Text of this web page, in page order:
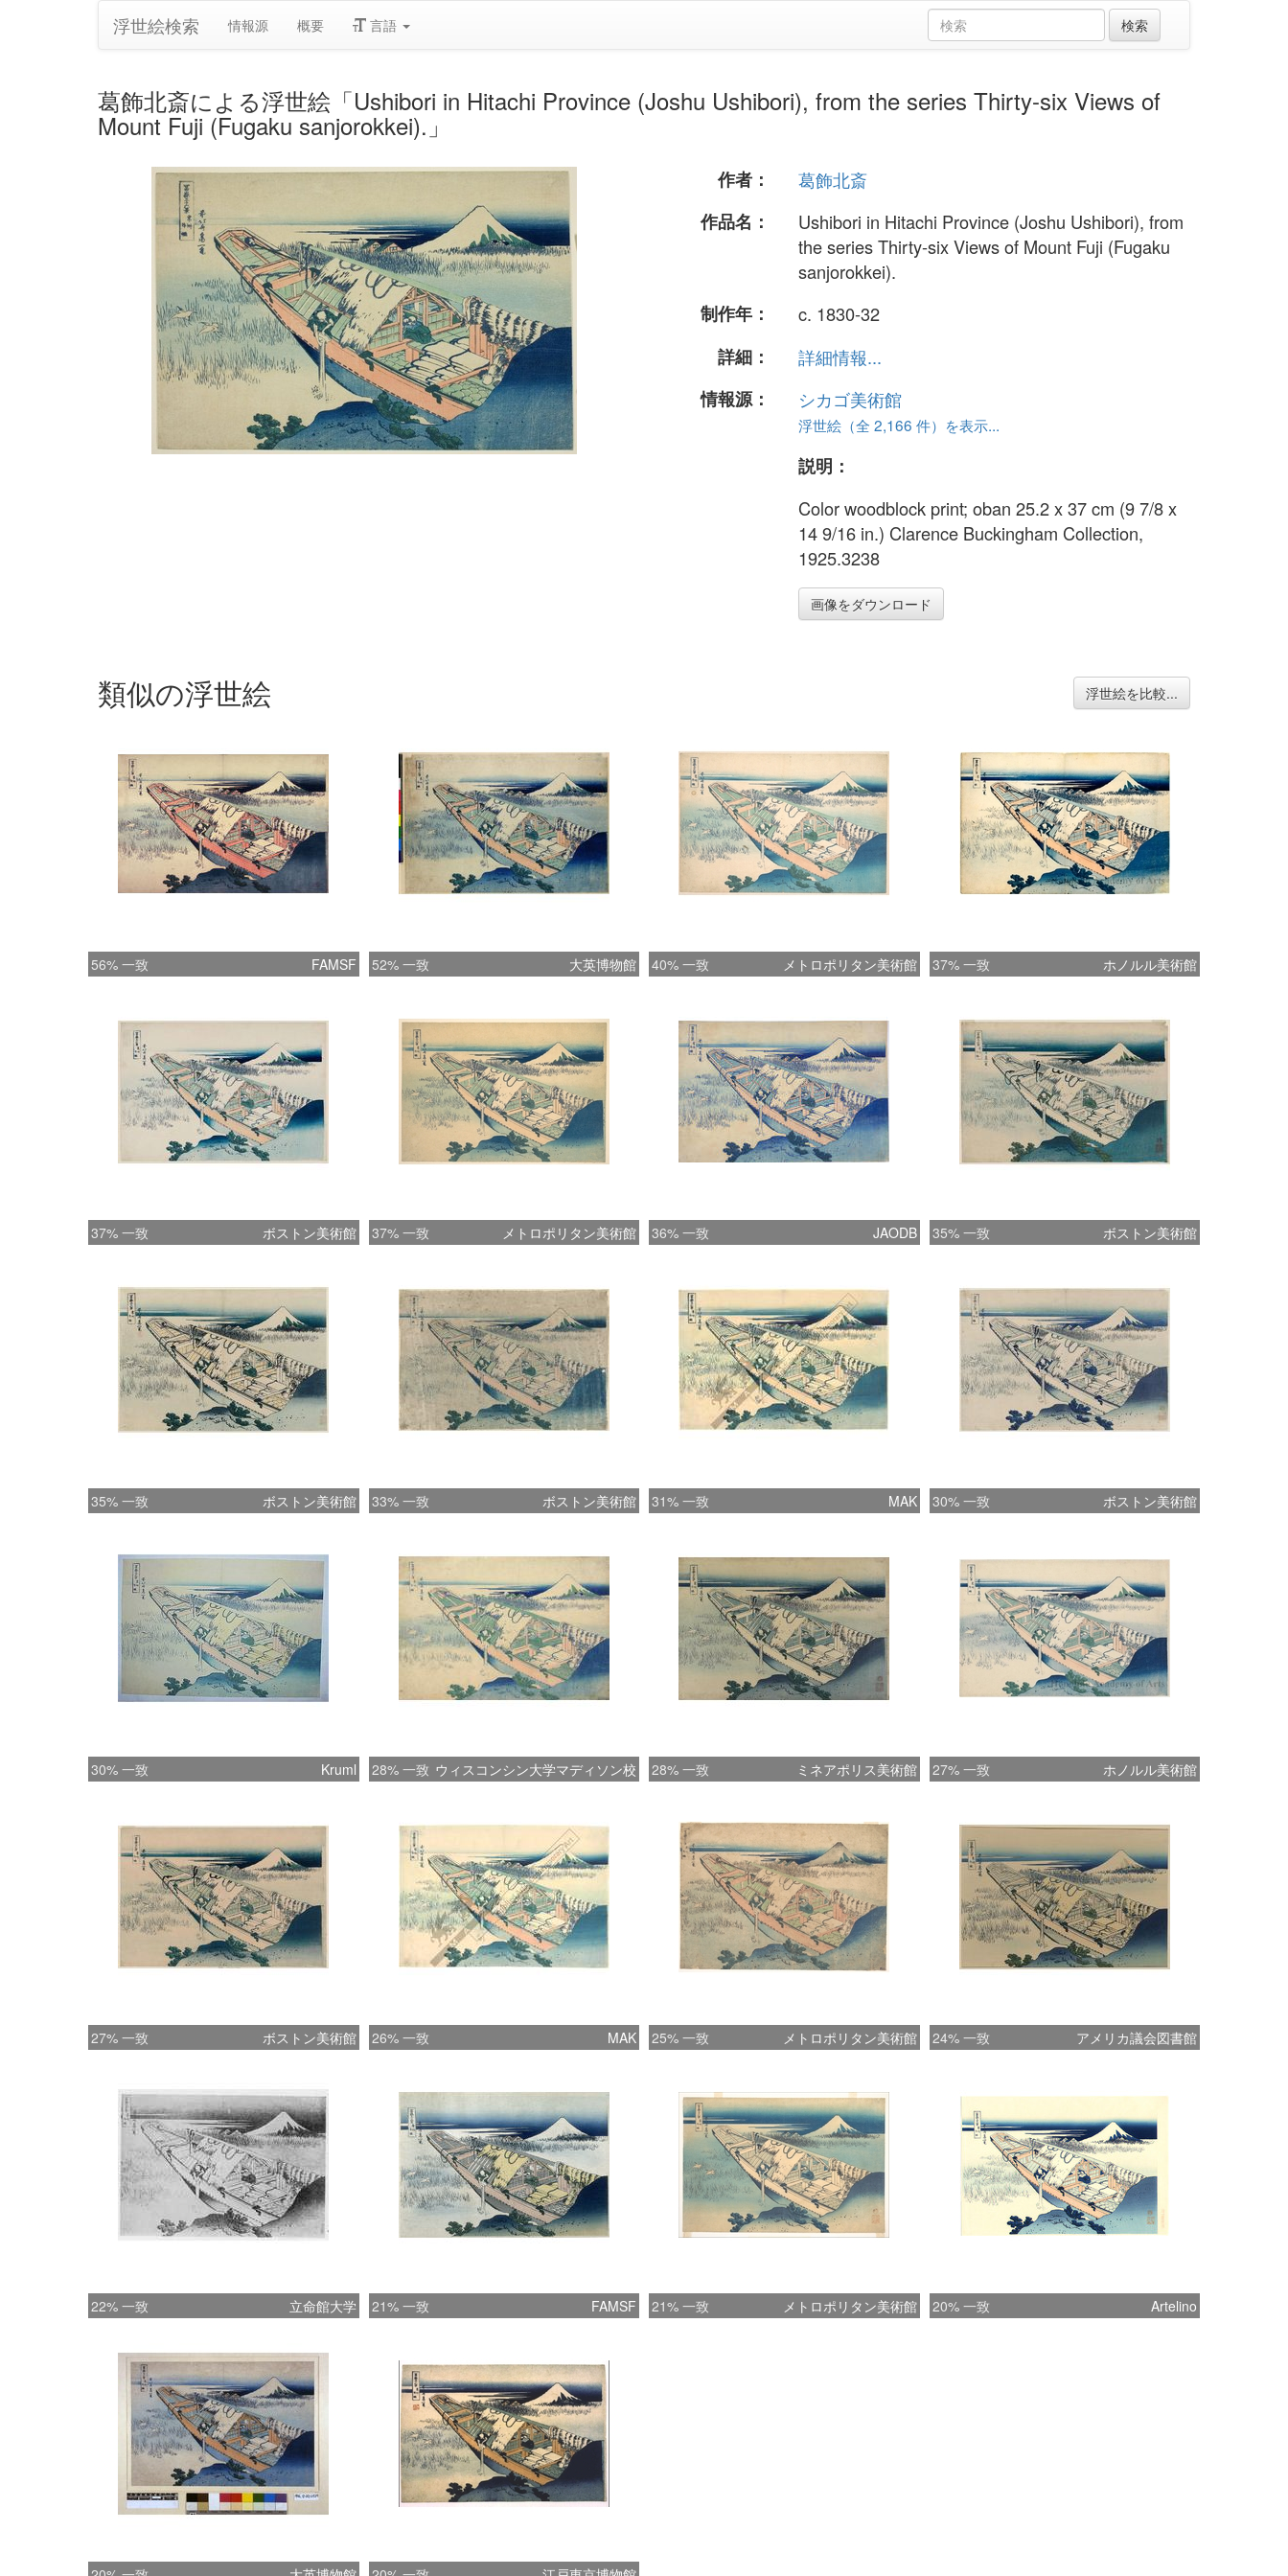
浮世絵検索 情報源 概要 言語
葛飾北斎による浮世絵「Ushibori in Hitachi Province (Joshu Ushibori), from the series Thirty-six Views of
Mount Fuji (Fugaku sanjorokkei).」
作者：
葛飾北斎
作品名：
Ushibori in Hitachi Province (Joshu Ushibori), from
the series Thirty-six Views of Mount Fuji (Fugaku
sanjorokkei).
制作年：
c. 1830-32
詳細：
詳細情報...
情報源：
シカゴ美術館
浮世絵（全 2,166 件）を表示...
説明：
Color woodblock print; oban 25.2 x 37 cm (9 7/8 x
14 9/16 in.) Clarence Buckingham Collection,
1925.3238
画像をダウンロード
類似の浮世絵 浮世絵を比較...
56% 一致 FAMSF 52% 一致 大英博物館 40% 一致 メトロポリタン美術館 37% 一致 ホノルル美術館
37% 一致 ボストン美術館 37% 一致 メトロポリタン美術館 36% 一致 JAODB 35% 一致 ボストン美術館
35% 一致 ボストン美術館 33% 一致 ボストン美術館 31% 一致 MAK 30% 一致 ボストン美術館
30% 一致 Kruml 28% 一致 ウィスコンシン大学マディソン校 28% 一致 ミネアポリス美術館 27% 一致 ホノルル美術館
27% 一致 ボストン美術館 26% 一致 MAK 25% 一致 メトロポリタン美術館 24% 一致 アメリカ議会図書館
22% 一致 立命館大学 21% 一致 FAMSF 21% 一致 メトロポリタン美術館 20% 一致 Artelino